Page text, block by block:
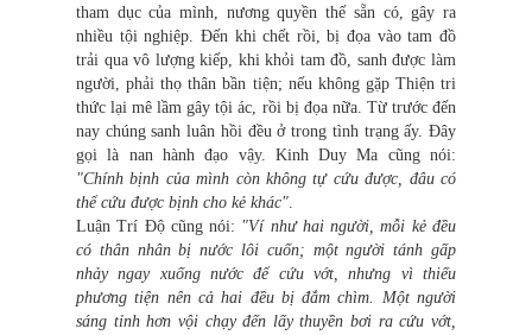
tham dục của mình, nương quyền thế sẵn có, gây ra
nhiều tội nghiệp. Đến khi chết rồi, bị đọa vào tam đồ
trải qua vô lượng kiếp, khi khỏi tam đồ, sanh được làm
người, phải thọ thân bần tiện; nếu không gặp Thiện tri
thức lại mê lầm gây tội ác, rồi bị đọa nữa. Từ trước đến
nay chúng sanh luân hồi đều ở trong tình trạng ấy. Đây
gọi là nan hành đạo vậy. Kinh Duy Ma cũng nói:
"Chính bịnh của mình còn không tự cứu được, đâu có
thể cứu được bịnh cho kẻ khác".
Luận Trí Độ cũng nói: "Ví như hai người, mỗi kẻ đều
có thân nhân bị nước lôi cuốn; một người tánh gấp
nhảy ngay xuống nước để cứu vớt, nhưng vì thiếu
phương tiện nên cả hai đều bị đắm chìm. Một người
sáng tỉnh hơn vội chạy đến lấy thuyền bơi ra cứu vớt,